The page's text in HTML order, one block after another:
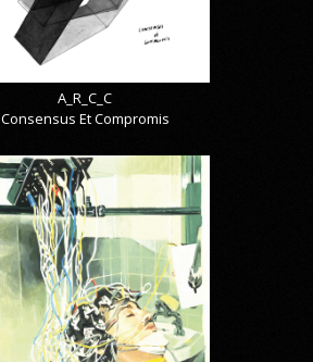
A_R_C_C
Consensus Et Compromis